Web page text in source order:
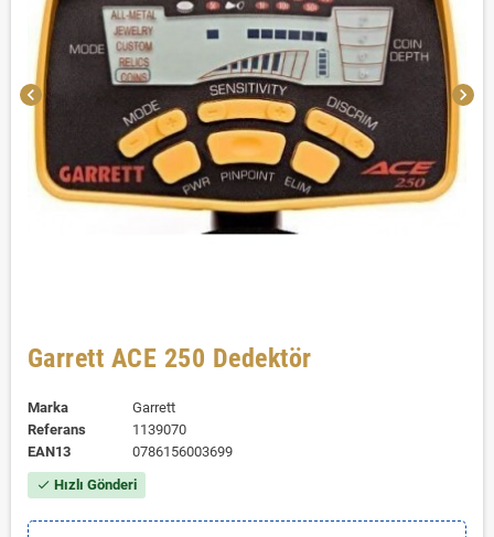
chevron_left chevron_right
Garrett ACE 250 Dedektör
Marka
Garrett
Referans
1139070
EAN13
0786156003699
check Hızlı Gönderi